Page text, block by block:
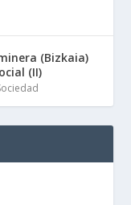
(Bizkaia)
(II)